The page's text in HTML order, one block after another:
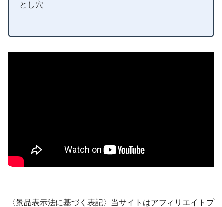
とし穴
〈景品表示法に基づく表記〉当サイトはアフィリエイトプ